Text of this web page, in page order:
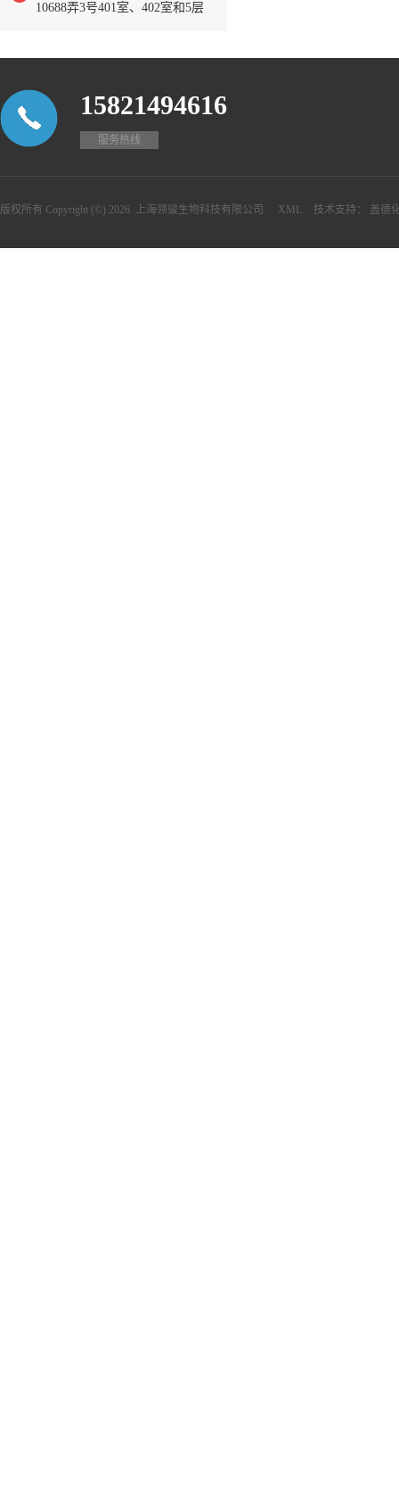
10688弄3号401室、402室和5层
15821494616
服务热线
版权所有 Copyright (©) 2026 上海领骏生物科技有限公司 XML 技术支持： 盖德